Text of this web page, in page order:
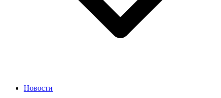
Новости